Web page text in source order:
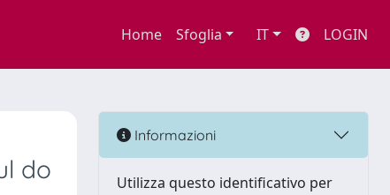
Home Sfoglia IT LOGIN
do
Informazioni
Utilizza questo identificativo per